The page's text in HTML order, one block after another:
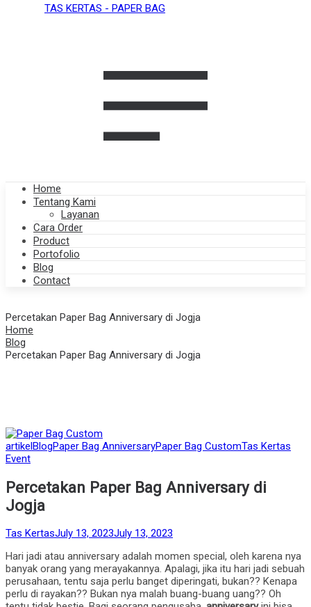
Home
Tentang Kami
Layanan
Cara Order
Product
Portofolio
Blog
Contact
Percetakan Paper Bag Anniversary di Jogja
Home
Blog
Percetakan Paper Bag Anniversary di Jogja
Posted
in
artikelBlogPaper Bag AnniversaryPaper Bag CustomTas Kertas
Event
Percetakan Paper Bag Anniversary di
Jogja
by
Tas KertasPosted
July 13, 2023July 13, 2023
Hari jadi atau anniversary adalah momen special, oleh karena nya
banyak orang yang merayakannya. Apalagi, jika itu hari jadi sebuah
perusahaan, tentu saja perlu banget diperingati, bukan?? Kenapa
perlu di rayakan?? Bukan nya malah buang-buang uang?? Oh